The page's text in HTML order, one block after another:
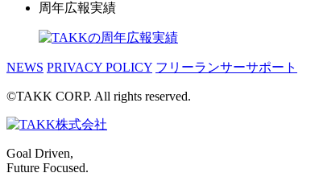
周年広報実績
NEWS PRIVACY POLICY フリーランサーサポート
©TAKK CORP. All rights reserved.
Goal Driven,
Future Focused.